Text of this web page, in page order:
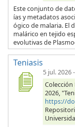
Este conjunto de
ías y metadatos
ógico de malaria. El
malárico en tejido
evolutivas de
Teniasis
5 jul. 2026-
Colección
2026,
https://